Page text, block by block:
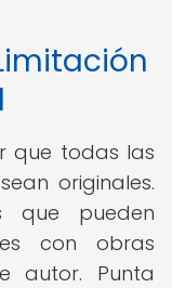
que todas las
originales.
que pueden
con obras
autor. Punta